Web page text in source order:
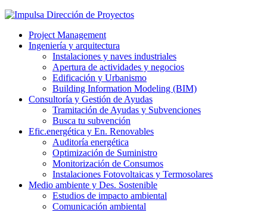
Project Management
Ingeniería y arquitectura
Instalaciones y naves industriales
Apertura de actividades y negocios
Edificación y Urbanismo
Building Information Modeling (BIM)
Consultoría y Gestión de Ayudas
Tramitación de Ayudas y Subvenciones
Busca tu subvención
Efic.energética y En. Renovables
Auditoría energética
Optimización de Suministro
Monitorización de Consumos
Instalaciones Fotovoltaicas y Termosolares
Medio ambiente y Des. Sostenible
Estudios de impacto ambiental
Comunicación ambiental